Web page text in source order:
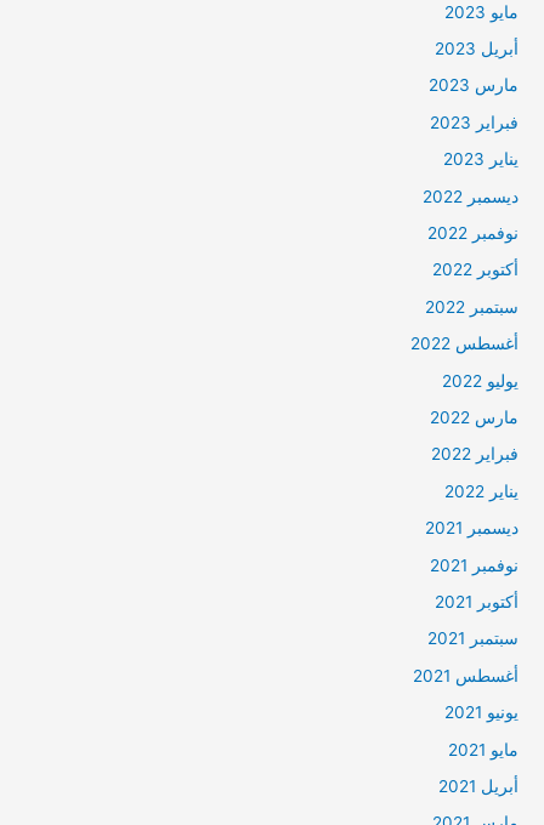
مايو 2023
أبريل 2023
مارس 2023
فبراير 2023
يناير 2023
ديسمبر 2022
نوفمبر 2022
أكتوبر 2022
سبتمبر 2022
أغسطس 2022
يوليو 2022
مارس 2022
فبراير 2022
يناير 2022
ديسمبر 2021
نوفمبر 2021
أكتوبر 2021
سبتمبر 2021
أغسطس 2021
يونيو 2021
مايو 2021
أبريل 2021